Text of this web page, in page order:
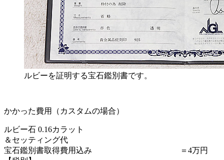
ルビーを証明する宝石鑑別書です。
かかった費用（カスタムの場合）
ルビー石 0.16カラット
＆セッティング代
宝石鑑別書取得費用込み ＝4万円